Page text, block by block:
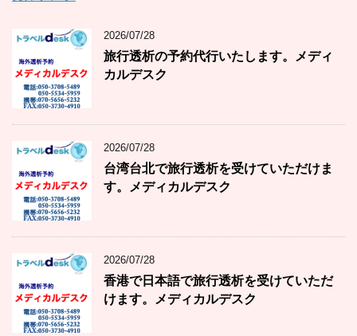
2026/07/28
旅行透析の予約代行いたします。メディ
カルデスク
2026/07/28
台湾台北で旅行透析を受けていただけま
す。メディカルデスク
2026/07/28
香港で日本語で旅行透析を受けていただ
けます。メディカルデスク